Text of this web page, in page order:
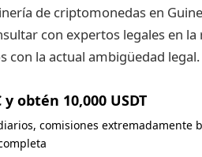
de criptomonedas en
con expertos legales en la
con la actual ambigüedad legal.
y obtén 10,000 USDT
comisiones extremadamente